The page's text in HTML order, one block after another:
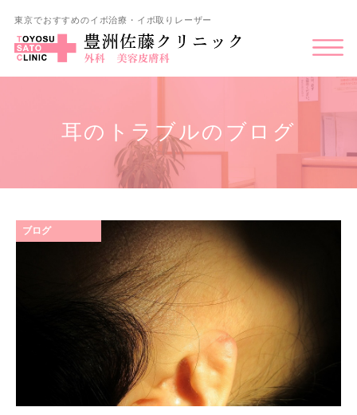
東京でおすすめのイボ治療・イボ取りレーザー
耳のトラブルのブログ
ブログ